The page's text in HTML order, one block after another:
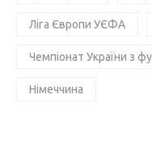
Ліга Європи УЄФА
Чемпіонат України з
Німеччина